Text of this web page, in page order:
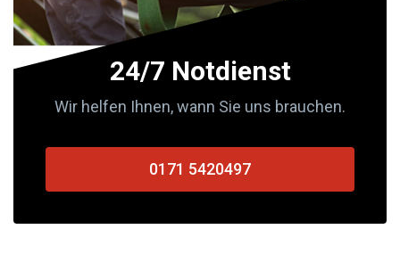
24/7 Notdienst
Wir helfen Ihnen, wann Sie uns brauchen.
0171 5420497